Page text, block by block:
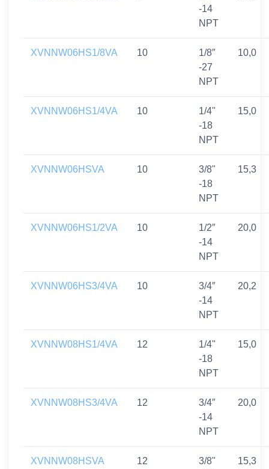
-14
NPT
XVNNW06HS1/8VA 10
1/8″
-27
NPT
10,0
XVNNW06HS1/4VA 10
1/4"
-18
NPT
15,0
XVNNW06HSVA 10
3/8"
-18
NPT
15,3
XVNNW06HS1/2VA 10
1/2″
-14
NPT
20,0
XVNNW06HS3/4VA 10
3/4″
-14
NPT
20,2
XVNNW08HS1/4VA 12
1/4"
-18
NPT
15,0
XVNNW08HS3/4VA 12
3/4″
-14
NPT
20,0
XVNNW08HSVA 12
3/8"
15,3